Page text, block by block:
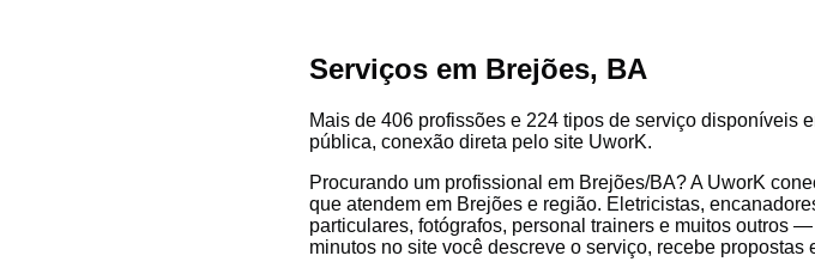
Serviços em Brejões, BA
Mais de 406 profissões e 224 tipos de serviço disponíveis
pública, conexão direta pelo site UworK.
Procurando um profissional em Brejões/BA? A UworK
que atendem em Brejões e região. Eletricistas,
particulares, fotógrafos, personal trainers e muitos outros
minutos no site você descreve o serviço, recebe propostas